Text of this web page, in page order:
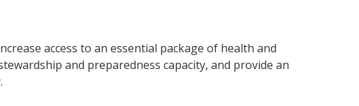
access to an essential package of health and
and preparedness capacity, and provide an